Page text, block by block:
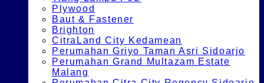
Plywood
Baut & Fastener
Brighton
CitraLand City Kedamean
Perumahan Griyo Taman Asri Sidoarjo
Perumahan Grand Multazam Estate
Malang